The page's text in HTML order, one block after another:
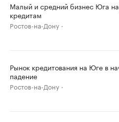
Малый и средний бизнес Юга
кредитам
Ростов-на-Дону
Рынок кредитования на Юге в
падение
Ростов-на-Дону